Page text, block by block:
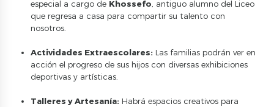
especial a cargo de Khossefo , antiguo alumno del Liceo
que regresa a casa para compartir su talento con
nosotros.
Actividades Extraescolares: Las familias podrán ver en
acción el progreso de sus hijos con diversas exhibiciones
deportivas y artísticas.
Talleres y Artesanía: Habrá espacios creativos para